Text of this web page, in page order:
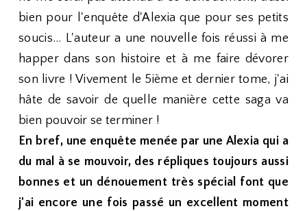
bien pour l'enquête d'Alexia que pour ses petits
soucis... L'auteur a une nouvelle fois réussi à me
happer dans son histoire et à me faire dévorer
son livre ! Vivement le 5ième et dernier tome, j'ai
hâte de savoir de quelle manière cette saga va
bien pouvoir se terminer !
En bref, une enquête menée par une Alexia qui a
du mal à se mouvoir, des répliques toujours aussi
bonnes et un dénouement très spécial font que
j'ai encore une fois passé un excellent moment